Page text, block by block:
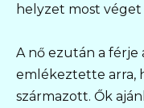
helyzet most véget
A nő ezután a férje
emlékeztette arra,
származott. Ők